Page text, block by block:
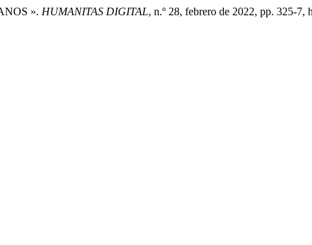
». HUMANITAS DIGITAL, n.º 28, febrero de 2022, pp. 325-